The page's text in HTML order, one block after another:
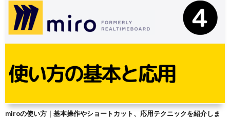
miroの使い方｜基本操作やショートカット、応用テクニックを紹介しま